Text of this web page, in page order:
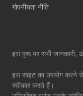
गोपनीयता नीति
इस पृष्ठ पर सभी
इस साइट का उपयोग करने
स्वीकार करते हैं।